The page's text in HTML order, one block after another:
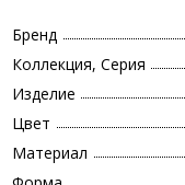
Бренд
Коллекция, Серия
Изделие
Цвет
Материал